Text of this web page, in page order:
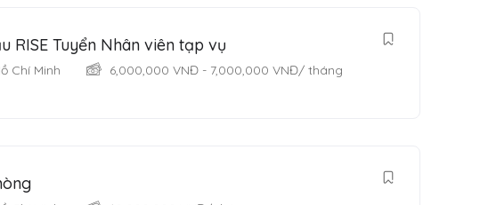
RISE Tuyển Nhân viên tạp vụ
Chí Minh 6,000,000 VNĐ - 7,000,000 VNĐ/ tháng